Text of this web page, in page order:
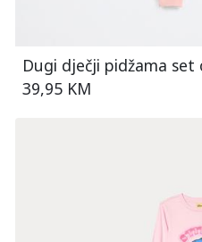
Dugi dječji pidžama
39,95 KM